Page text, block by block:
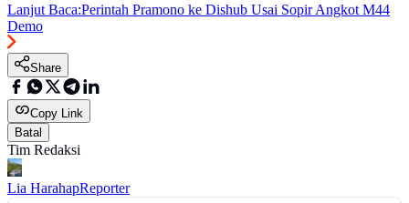
Lanjut Baca:Perintah Pramono ke Dishub Usai Sopir Angkot M44
Demo
Share
Copy Link
Batal
Tim Redaksi
Lia HarahapReporter